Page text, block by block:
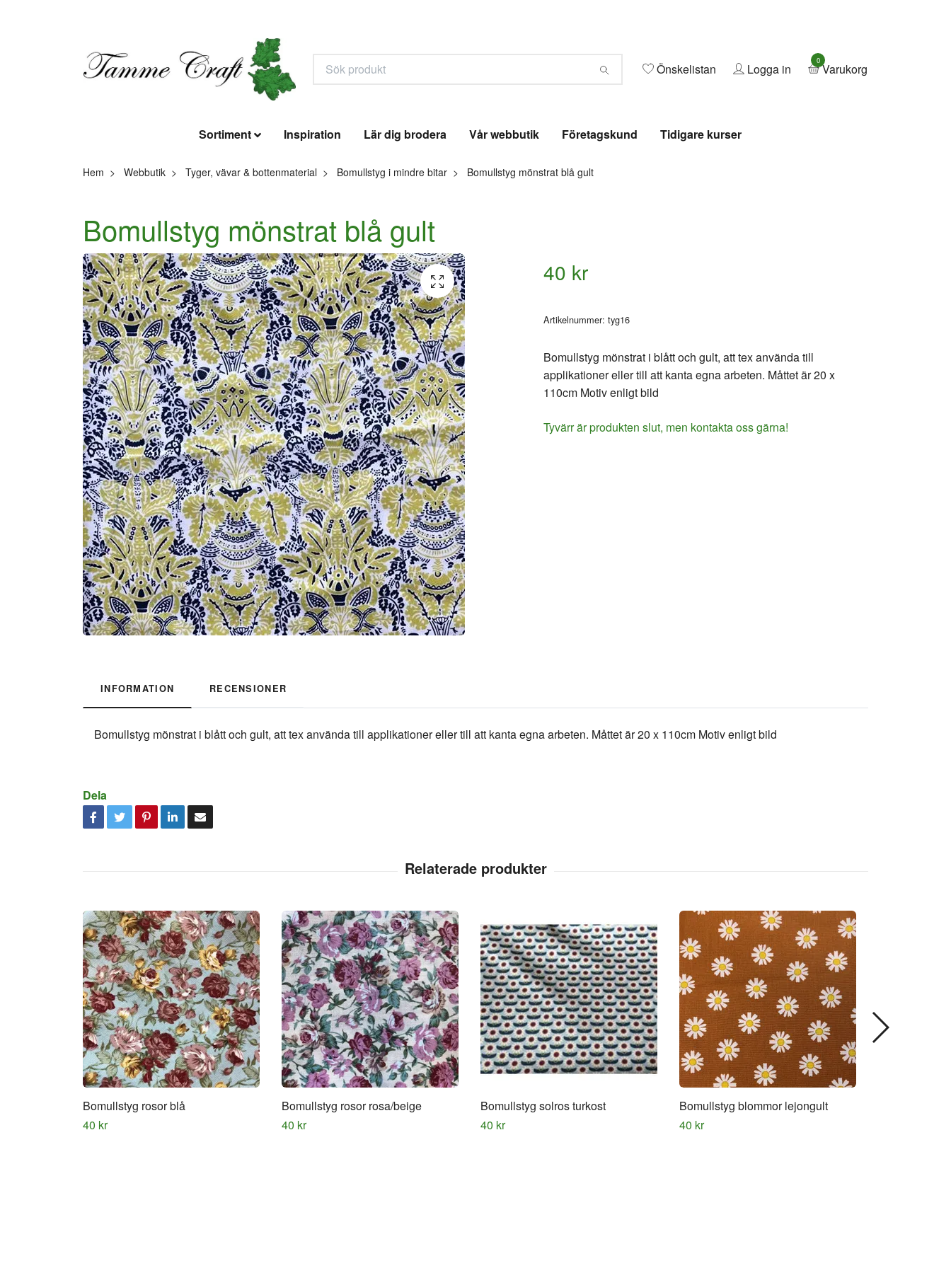
Önskelistan Logga in
0
Varukorg
Sortiment Inspiration Lär dig brodera Vår webbutik Företagskund Tidigare kurser
Hem Webbutik Tyger, vävar & bottenmaterial Bomullstyg i mindre bitar Bomullstyg mönstrat blå gult
Bomullstyg mönstrat blå gult
40 kr
Artikelnummer: tyg16
Bomullstyg mönstrat i blått och gult, att tex använda till
applikationer eller till att kanta egna arbeten. Måttet är 20 x
110cm Motiv enligt bild
Tyvärr är produkten slut, men kontakta oss gärna!
INFORMATION RECENSIONER
Bomullstyg mönstrat i blått och gult, att tex använda till applikationer eller till att kanta egna arbeten. Måttet är 20 x 110cm Motiv enligt bild
Dela
Bomullstyg rosor blå
40 kr
Bomullstyg rosor rosa/beige
40 kr
Bomullstyg solros turkost
40 kr
Bomullstyg blommor lejongult
40 kr